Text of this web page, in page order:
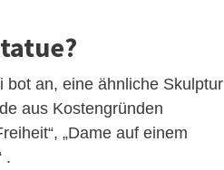
bot an, eine ähnliche Skulptur
aus Kostengründen
„Dame auf einem
.